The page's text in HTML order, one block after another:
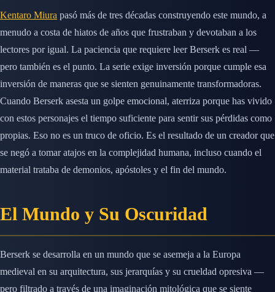
Kentaro Miura pasó más de tres décadas construyendo este mundo, a
menudo a costa de hiatos de años que frustraban y devotaban a los
lectores por igual. La paciencia que requiere leer Berserk es real —
pero también es el punto. La serie exige inversión porque cumple esa
inversión de maneras que se sienten genuinamente transformadoras.
Cuando Berserk asesta un golpe emocional, aterriza porque has vivido
con estos personajes el tiempo suficiente para sentir sus pérdidas como
propias. Eso no es un truco de oficio. Es el resultado de un creador que
se negó a tomar atajos en la complejidad humana, incluso cuando el
material trataba de demonios, apóstoles y el fin del mundo.
El Mundo y Su Oscuridad
Berserk se desarrolla en un mundo que se asemeja a la Europa
medieval en su arquitectura, sus jerarquías y su crueldad opresiva —
pero filtrado a través de una imaginación mitológica que se siente